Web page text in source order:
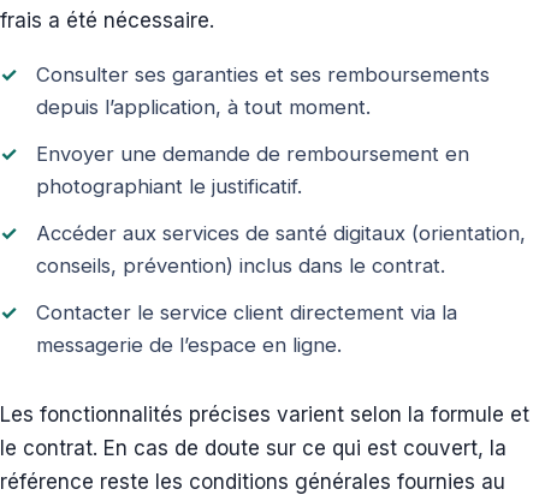
frais a été nécessaire.
Consulter ses garanties et ses remboursements
depuis l’application, à tout moment.
Envoyer une demande de remboursement en
photographiant le justificatif.
Accéder aux services de santé digitaux (orientation,
conseils, prévention) inclus dans le contrat.
Contacter le service client directement via la
messagerie de l’espace en ligne.
Les fonctionnalités précises varient selon la formule et
le contrat. En cas de doute sur ce qui est couvert, la
référence reste les conditions générales fournies au